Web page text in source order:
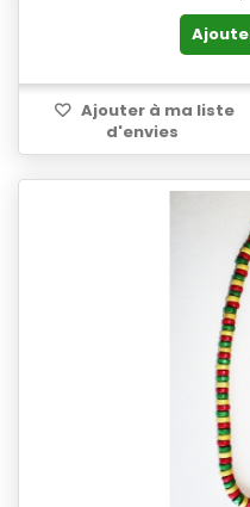
Ajouter à ma liste
d'envies